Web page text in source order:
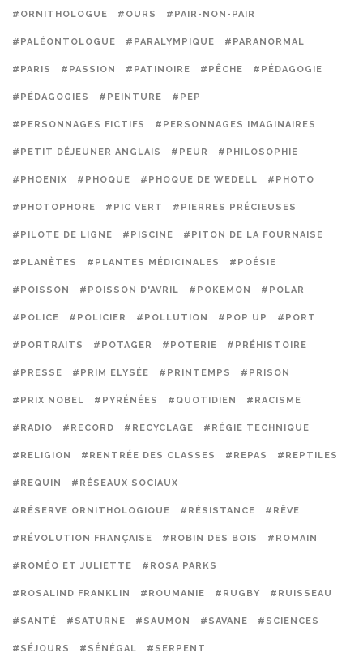
#ORNITHOLOGUE #OURS #PAIR-NON-PAIR
#PALÉONTOLOGUE #PARALYMPIQUE #PARANORMAL
#PARIS #PASSION #PATINOIRE #PÊCHE #PÉDAGOGIE
#PÉDAGOGIES #PEINTURE #PEP
#PERSONNAGES FICTIFS #PERSONNAGES IMAGINAIRES
#PETIT DÉJEUNER ANGLAIS #PEUR #PHILOSOPHIE
#PHOENIX #PHOQUE #PHOQUE DE WEDELL #PHOTO
#PHOTOPHORE #PIC VERT #PIERRES PRÉCIEUSES
#PILOTE DE LIGNE #PISCINE #PITON DE LA FOURNAISE
#PLANÈTES #PLANTES MÉDICINALES #POÉSIE
#POISSON #POISSON D'AVRIL #POKEMON #POLAR
#POLICE #POLICIER #POLLUTION #POP UP #PORT
#PORTRAITS #POTAGER #POTERIE #PRÉHISTOIRE
#PRESSE #PRIM ELYSÉE #PRINTEMPS #PRISON
#PRIX NOBEL #PYRÉNÉES #QUOTIDIEN #RACISME
#RADIO #RECORD #RECYCLAGE #RÉGIE TECHNIQUE
#RELIGION #RENTRÉE DES CLASSES #REPAS #REPTILES
#REQUIN #RÉSEAUX SOCIAUX
#RÉSERVE ORNITHOLOGIQUE #RÉSISTANCE #RÊVE
#RÉVOLUTION FRANÇAISE #ROBIN DES BOIS #ROMAIN
#ROMÉO ET JULIETTE #ROSA PARKS
#ROSALIND FRANKLIN #ROUMANIE #RUGBY #RUISSEAU
#SANTÉ #SATURNE #SAUMON #SAVANE #SCIENCES
#SÉJOURS #SÉNÉGAL #SERPENT